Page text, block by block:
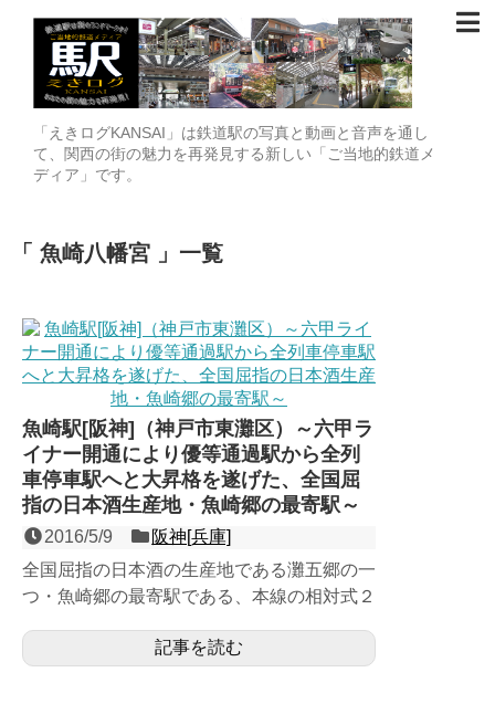
「えきログKANSAI」は鉄道駅の写真と動画と音声を通し
て、関西の街の魅力を再発見する新しい「ご当地的鉄道メ
ディア」です。
魚崎八幡宮 一覧
魚崎駅[阪神]（神戸市東灘区）～六甲ラ
イナー開通により優等通過駅から全列
車停車駅へと大昇格を遂げた、全国屈
指の日本酒生産地・魚崎郷の最寄駅～
2016/5/9
阪神[兵庫]
全国屈指の日本酒の生産地である灘五郷の一
つ・魚崎郷の最寄駅である、本線の相対式２
する非常に歴史ある駅...
記事を読む